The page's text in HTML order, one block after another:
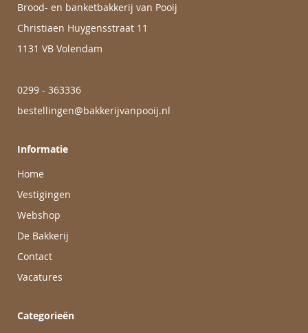
Brood- en banketbakkerij van Pooij
Christiaen Huygensstraat 11
1131 VB Volendam
0299 - 363336
bestellingen@bakkerijvanpooij.nl
Informatie
Home
Vestigingen
Webshop
De Bakkerij
Contact
Vacatures
Categorieën